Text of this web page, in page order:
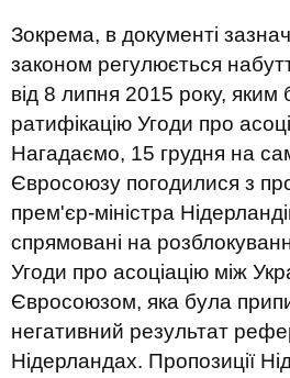
Зокрема, в документі
законом регулюється
від 8 липня 2015 року, яким
ратифікацію Угоди про
Нагадаємо, 15 грудня на
Євросоюзу погодилися з
прем'єр-міністра
спрямовані на
Угоди про асоціацію між
Євросоюзом, яка була
негативний результат
Нідерландах. Пропозиції